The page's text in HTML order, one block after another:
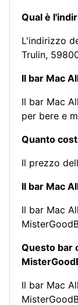
Qual è
L'indirizzo
Trulin,
Il bar Mac
Il bar Mac
per bere e
Quanto
Il prezzo
Il bar Mac
Il bar Mac
Questo bar
Il bar Mac